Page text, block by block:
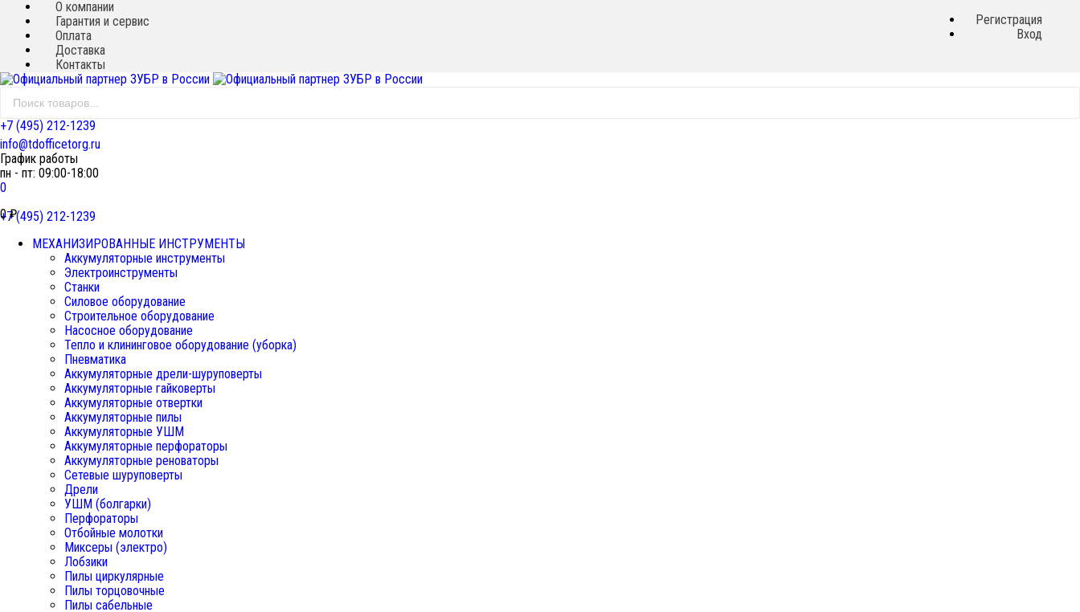
О компании
Гарантия и сервис
Оплата
Доставка
Контакты
Регистрация
Вход
+7 (495) 212-1239
info@tdofficetorg.ru
График работы
пн - пт: 09:00-18:00
0
0₽
+7 (495) 212-1239
МЕХАНИЗИРОВАННЫЕ ИНСТРУМЕНТЫ
Аккумуляторные инструменты
Электроинструменты
Станки
Силовое оборудование
Строительное оборудование
Насосное оборудование
Тепло и клининговое оборудование (уборка)
Пневматика
Аккумуляторные дрели-шуруповерты
Аккумуляторные гайковерты
Аккумуляторные отвертки
Аккумуляторные пилы
Аккумуляторные УШМ
Аккумуляторные перфораторы
Аккумуляторные реноваторы
Сетевые шуруповерты
Дрели
УШМ (болгарки)
Перфораторы
Отбойные молотки
Миксеры (электро)
Лобзики
Пилы циркулярные
Пилы торцовочные
Пилы сабельные
Новинка!